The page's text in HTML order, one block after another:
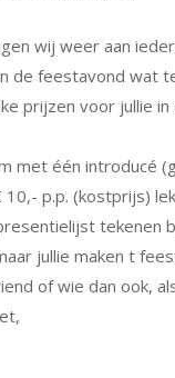
wij weer aan
de feestavond wat
prijzen voor jullie
met één introducé
p.p. (kostprijs)
tekenen
jullie maken t
of wie dan ook,